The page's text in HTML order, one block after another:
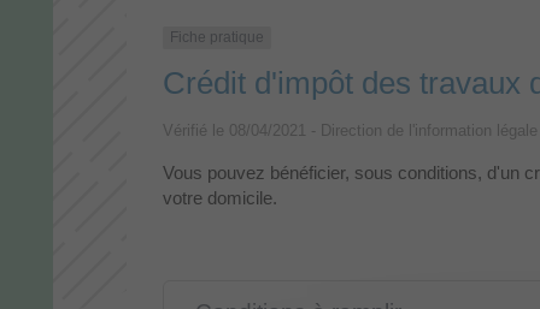
Fiche pratique
Crédit d'impôt des travaux
Vérifié le 08/04/2021 - Direction de l'information
Vous pouvez bénéficier, sous conditions, d'un
votre domicile.